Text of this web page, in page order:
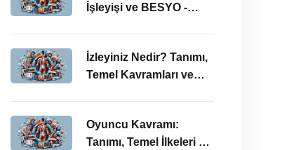
İşleyişi ve BESYO -
İzleyiniz Nedir? Tanımı,
Temel Kavramları ve
Oyuncu Kavramı:
Tanımı, Temel İlkeleri ve